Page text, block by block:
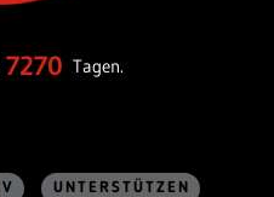
7270 Tagen.
UNTERSTÜTZEN